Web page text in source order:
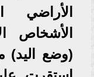
الأراضي
الأشخاص
(وضع اليد)